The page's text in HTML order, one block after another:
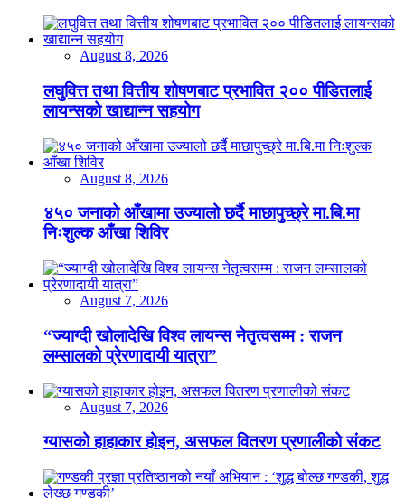
August 8, 2026
लघुवित्त तथा वित्तीय शोषणबाट प्रभावित २०० पीडितलाई
लायन्सको खाद्यान्न सहयोग
August 8, 2026
४५० जनाको आँखामा उज्यालो छर्दै माछापुच्छ्रे मा.बि.मा
निःशुल्क आँखा शिविर
August 7, 2026
“ज्याग्दी खोलादेखि विश्व लायन्स नेतृत्वसम्म : राजन
लम्सालको प्रेरणादायी यात्रा”
August 7, 2026
ग्यासको हाहाकार होइन, असफल वितरण प्रणालीको संकट